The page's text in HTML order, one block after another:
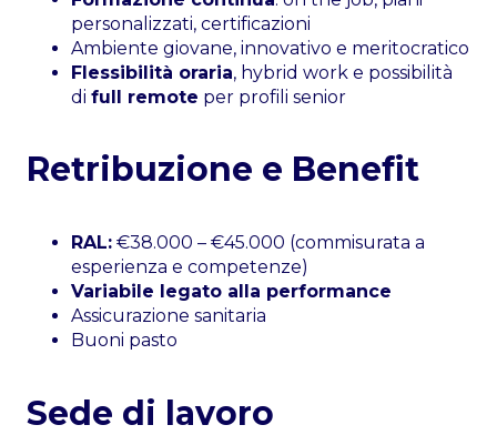
personalizzati, certificazioni
Ambiente giovane, innovativo e meritocratico
Flessibilità oraria, hybrid work e possibilità
di full remote per profili senior
Retribuzione e Benefit
RAL: €38.000 – €45.000 (commisurata a
esperienza e competenze)
Variabile legato alla performance
Assicurazione sanitaria
Buoni pasto
Sede di lavoro